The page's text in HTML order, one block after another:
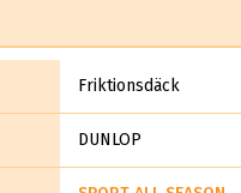
Friktionsdäck
DUNLOP